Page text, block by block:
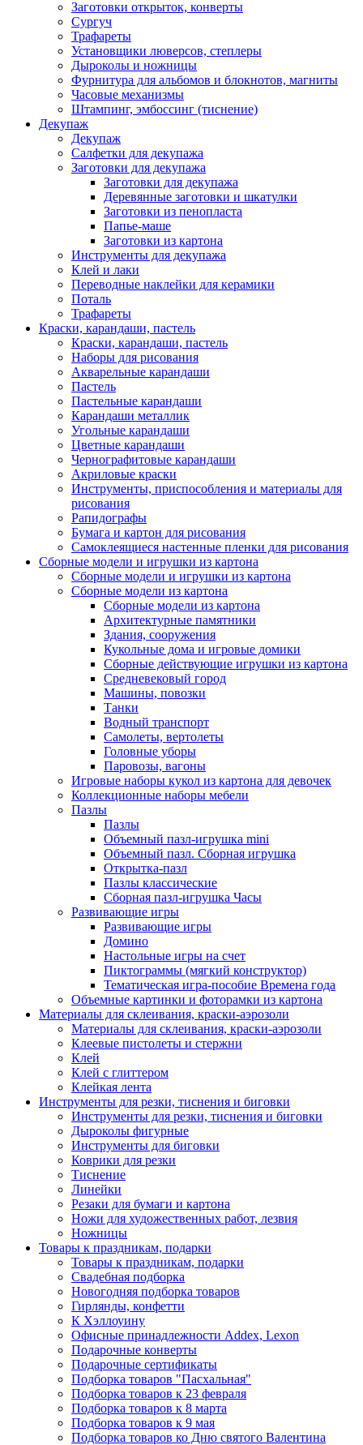
Заготовки открыток, конверты
Сургуч
Трафареты
Установщики люверсов, степлеры
Дыроколы и ножницы
Фурнитура для альбомов и блокнотов, магниты
Часовые механизмы
Штампинг, эмбоссинг (тиснение)
Декупаж
Декупаж
Салфетки для декупажа
Заготовки для декупажа
Заготовки для декупажа
Деревянные заготовки и шкатулки
Заготовки из пенопласта
Папье-маше
Заготовки из картона
Инструменты для декупажа
Клей и лаки
Переводные наклейки для керамики
Поталь
Трафареты
Краски, карандаши, пастель
Краски, карандаши, пастель
Наборы для рисования
Акварельные карандаши
Пастель
Пастельные карандаши
Карандаши металлик
Угольные карандаши
Цветные карандаши
Чернографитовые карандаши
Акриловые краски
Инструменты, приспособления и материалы для
рисования
Рапидографы
Бумага и картон для рисования
Самоклеящиеся настенные пленки для рисования
Сборные модели и игрушки из картона
Сборные модели и игрушки из картона
Сборные модели из картона
Сборные модели из картона
Архитектурные памятники
Здания, сооружения
Кукольные дома и игровые домики
Сборные действующие игрушки из картона
Средневековый город
Машины, повозки
Танки
Водный транспорт
Самолеты, вертолеты
Головные уборы
Паровозы, вагоны
Игровые наборы кукол из картона для девочек
Коллекционные наборы мебели
Пазлы
Пазлы
Объемный пазл-игрушка mini
Объемный пазл. Сборная игрушка
Открытка-пазл
Пазлы классические
Сборная пазл-игрушка Часы
Развивающие игры
Развивающие игры
Домино
Настольные игры на счет
Пиктограммы (мягкий конструктор)
Тематическая игра-пособие Времена года
Объемные картинки и фоторамки из картона
Материалы для склеивания, краски-аэрозоли
Материалы для склеивания, краски-аэрозоли
Клеевые пистолеты и стержни
Клей
Клей с глиттером
Клейкая лента
Инструменты для резки, тиснения и биговки
Инструменты для резки, тиснения и биговки
Дыроколы фигурные
Инструменты для биговки
Коврики для резки
Тиснение
Линейки
Резаки для бумаги и картона
Ножи для художественных работ, лезвия
Ножницы
Товары к праздникам, подарки
Товары к праздникам, подарки
Свадебная подборка
Новогодняя подборка товаров
Гирлянды, конфетти
К Хэллоуину
Офисные принадлежности Addex, Lexon
Подарочные конверты
Подарочные сертификаты
Подборка товаров "Пасхальная"
Подборка товаров к 23 февраля
Подборка товаров к 8 марта
Подборка товаров к 9 мая
Подборка товаров ко Дню святого Валентина